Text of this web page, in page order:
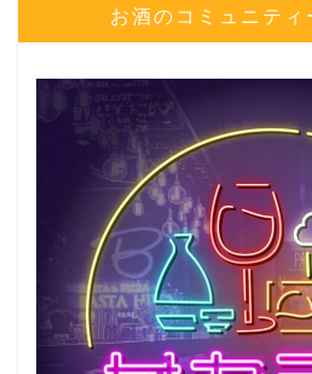
お酒のコミュニティ